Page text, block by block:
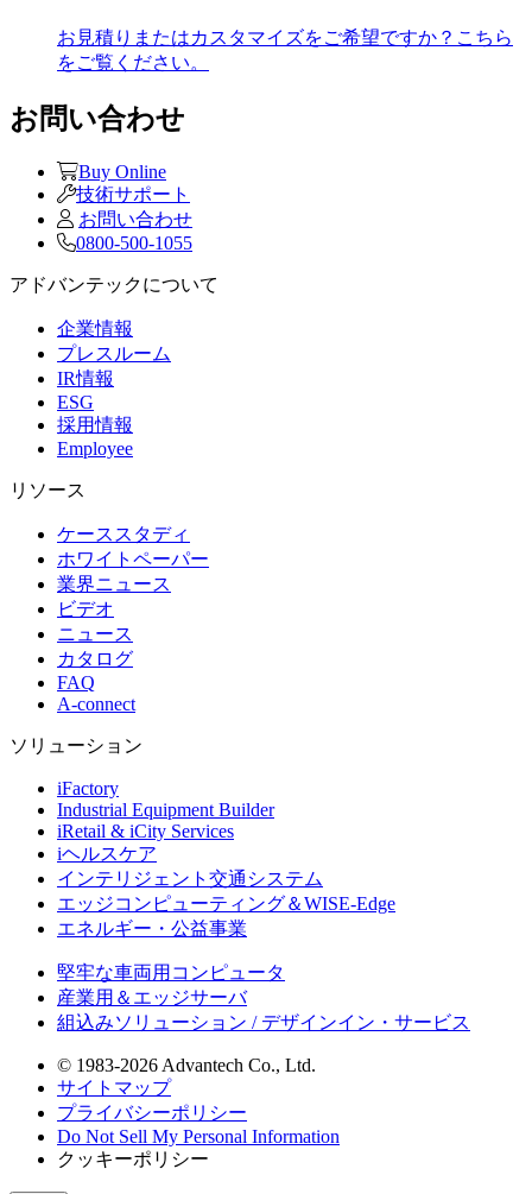
お見積りまたはカスタマイズをご希望ですか？こちら
をご覧ください。
お問い合わせ
Buy Online
技術サポート
お問い合わせ
0800-500-1055
アドバンテックについて
企業情報
プレスルーム
IR情報
ESG
採用情報
Employee
リソース
ケーススタディ
ホワイトペーパー
業界ニュース
ビデオ
ニュース
カタログ
FAQ
A-connect
ソリューション
iFactory
Industrial Equipment Builder
iRetail & iCity Services
iヘルスケア
インテリジェント交通システム
エッジコンピューティング＆WISE-Edge
エネルギー・公益事業
堅牢な車両用コンピュータ
産業用＆エッジサーバ
組込みソリューション / デザインイン・サービス
© 1983-2026 Advantech Co., Ltd.
サイトマップ
プライバシーポリシー
Do Not Sell My Personal Information
クッキーポリシー